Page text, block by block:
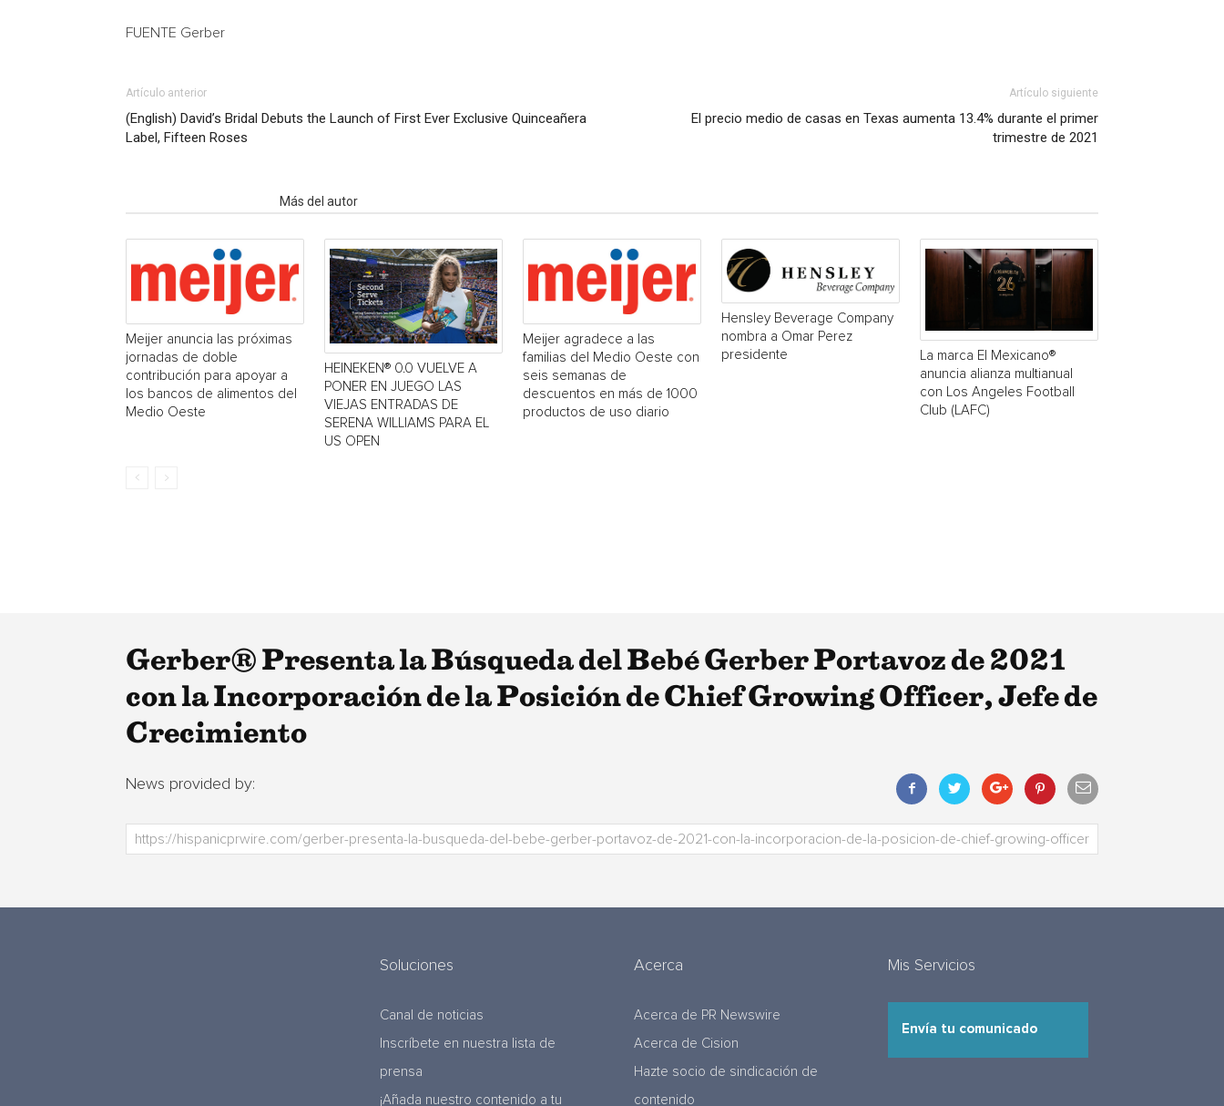
FUENTE Gerber
Artículo anterior
(English) David’s Bridal Debuts the Launch of First Ever Exclusive Quinceañera
Label, Fifteen Roses
Artículo siguiente
El precio medio de casas en Texas aumenta 13.4% durante el primer
trimestre de 2021
Más del autor
Meijer anuncia las próximas
jornadas de doble
contribución para apoyar a
los bancos de alimentos del
Medio Oeste
HEINEKEN® 0.0 VUELVE A
PONER EN JUEGO LAS
VIEJAS ENTRADAS DE
SERENA WILLIAMS PARA EL
US OPEN
Meijer agradece a las
familias del Medio Oeste con
seis semanas de
descuentos en más de 1000
productos de uso diario
Hensley Beverage Company
nombra a Omar Perez
presidente
La marca El Mexicano®
anuncia alianza multianual
con Los Angeles Football
Club (LAFC)
Gerber® Presenta la Búsqueda del Bebé Gerber Portavoz de 2021
con la Incorporación de la Posición de Chief Growing Officer, Jefe de
Crecimiento
News provided by:
Soluciones
Canal de noticias
Inscríbete en nuestra lista de
prensa
¡Añada nuestro contenido a tu
Acerca
Acerca de PR Newswire
Acerca de Cision
Hazte socio de sindicación de
contenido
Mis Servicios
Envía tu comunicado